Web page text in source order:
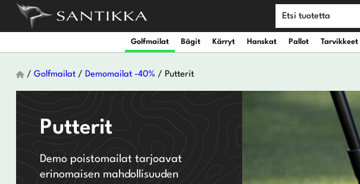
Golfmailat
Miesten väyläpuut Naisten hybridit
Draiverit
Väyläpuut
Bägit Kärryt Hanskat
Miesten sadehanskat Naisten sadehanskat
Pallot Tarvikkeet
/ Golfmailat/ Demomailat -40% / Putterit
Putterit
Demo poistomailat tarjoavat
erinomaisen mahdollisuuden